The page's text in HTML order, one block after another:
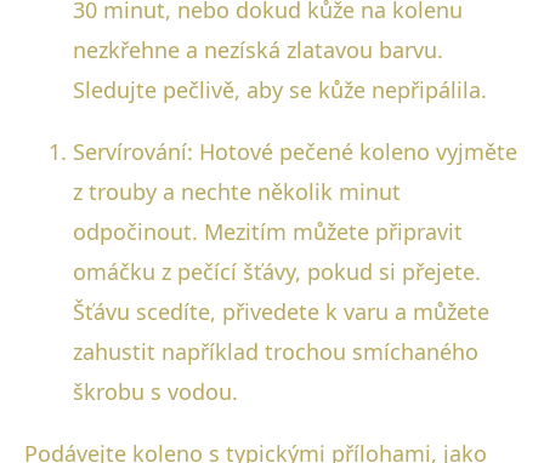
30 minut, nebo dokud kůže na kolenu
nezkřehne a nezíská zlatavou barvu.
Sledujte pečlivě, aby se kůže nepřipálila.
Servírování: Hotové pečené koleno vyjměte
z trouby a nechte několik minut
odpočinout. Mezitím můžete připravit
omáčku z pečící šťávy, pokud si přejete.
Šťávu scedíte, přivedete k varu a můžete
zahustit například trochou smíchaného
škrobu s vodou.
Podávejte koleno s typickými přílohami, jako